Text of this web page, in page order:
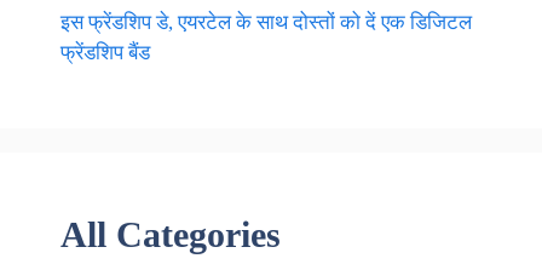
इस फ्रेंडशिप डे, एयरटेल के साथ दोस्तों को दें एक डिजिटल
फ्रेंडशिप बैंड
All Categories